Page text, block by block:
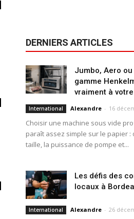
DERNIERS ARTICLES
Jumbo, Aero
gamme
vraiment à
International Alexandre - 16
Choisir une machine sous vide
paraît assez simple sur le papier :
taille, la puissance de pompe et...
Les défis des
locaux à
International Alexandre - 26